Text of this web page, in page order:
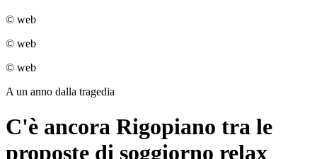
© web
© web
© web
A un anno dalla tragedia
C'è ancora Rigopiano tra le
proposte di soggiorno relax